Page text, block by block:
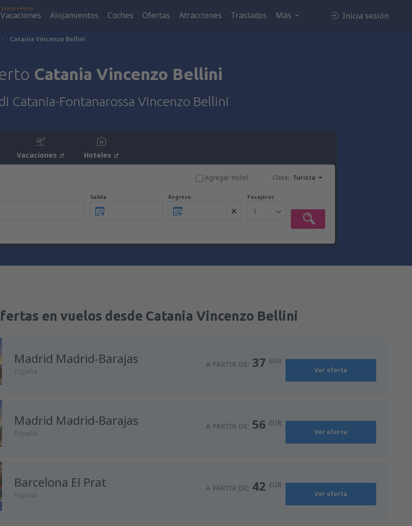
Vuelo+Hotel
Vacaciones Alojamientos Coches Ofertas Atracciones Traslados Más Inicia sesión
Catania Vincenzo Bellini
Catania Vincenzo Bellini
Catania-Fontanarossa Vincenzo Bellini
Vacaciones Hoteles
Clase: Turista
Agregar hotel
Salida Regreso Pasajeros
1
en vuelos desde Catania Vincenzo Bellini
Madrid Madrid-Barajas
España
A PARTIR DE: 37 EUR
Ver oferta
Madrid Madrid-Barajas
España
A PARTIR DE: 56 EUR
Ver oferta
Barcelona El Prat
España
A PARTIR DE: 42 EUR
Ver oferta